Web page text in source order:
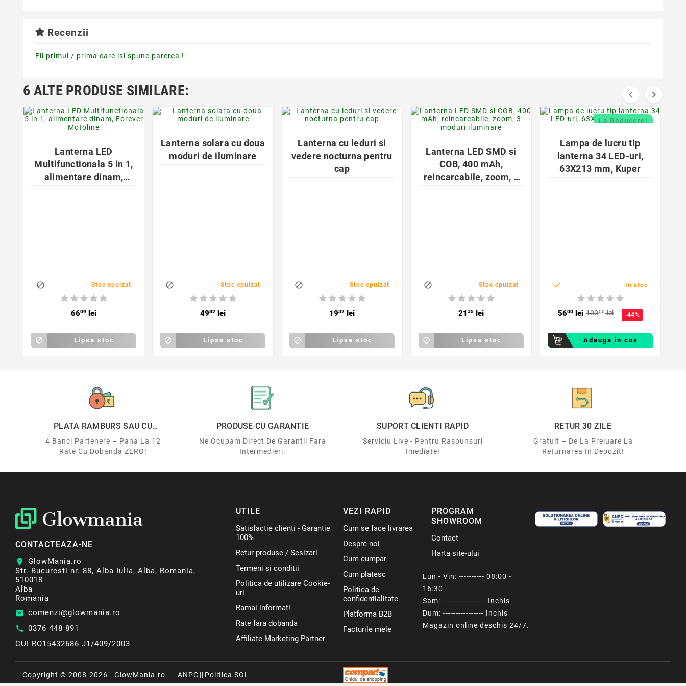
Recenzii
Fii primul / prima care isi spune parerea !
6 ALTE PRODUSE SIMILARE:  
favorite_border
Lanterna LED
Multifunctionala 5 in 1,
alimentare dinam,
 Stoc epuizat
6609 lei
 Lipsa stoc
Lanterna solara cu doua
moduri de iluminare
 Stoc epuizat
4982 lei
 Lipsa stoc
Lanterna cu leduri si
vedere nocturna pentru
cap
 Stoc epuizat
1932 lei
 Lipsa stoc
favorite_border
Lanterna LED SMD si
COB, 400 mAh,
reincarcabile, zoom, 3
 Stoc epuizat
2135 lei
 Lipsa stoc
La Reducere!
Lampa de lucru tip
lanterna 34 LED-uri,
63X213 mm, Kuper
 In stoc
5600lei 10000lei -44%
Adauga in cos
PLATA RAMBURS SAU CU
4 Banci Partenere – Pana La 12
Rate Cu Dobanda ZERO!
PRODUSE CU GARANTIE
Ne Ocupam Direct De Garantii Fara
Intermedieri.
SUPORT CLIENTI RAPID
Serviciu Live - Pentru Raspunsuri
Imediate!
RETUR 30 ZILE
Gratuit – De La Preluare La
Returnarea In Depozit!
CONTACTEAZA-NE
location_on
GlowMania.ro
Str. Bucuresti nr. 88, Alba Iulia, Alba, Romania,
510018
Alba
Romania
email comenzi@glowmania.ro
call 0376 448 891
CUI RO15432686 J1/409/2003
UTILE
Satisfactie clienti - Garantie
100%
Retur produse / Sesizari
Termeni si conditii
Politica de utilizare Cookie-
uri
Ramai informat!
Rate fara dobanda
Affiliate Marketing Partner
VEZI RAPID
Cum se face livrarea
Despre noi
Cum cumpar
Cum platesc
Politica de
confidentialitate
Platforma B2B
Facturile mele
PROGRAM
SHOWROOM
Contact
Harta site-ului
Lun - Vin: ---------- 08:00 -
16:30
Sam: ----------------- Inchis
Dum: ---------------- Inchis
Magazin online deschis 24/7.
Copyright © 2008-2026 - GlowMania.ro ANPC || Politica SOL